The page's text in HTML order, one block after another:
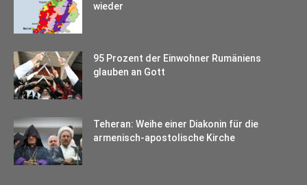
wieder
95 Prozent der Einwohner Rumäniens
glauben an Gott
Teheran: Weihe einer Diakonin für die
armenisch-apostolische Kirche